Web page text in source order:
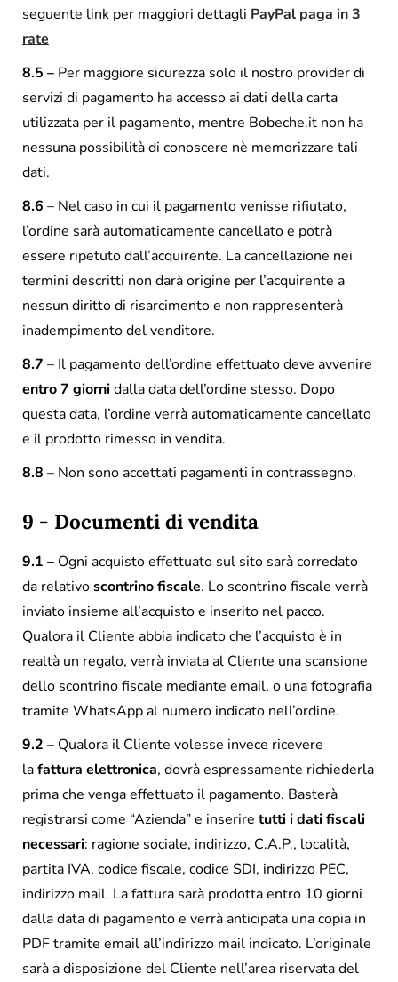
seguente link per maggiori dettagli PayPal paga in 3
rate
8.5 – Per maggiore sicurezza solo il nostro provider di
servizi di pagamento ha accesso ai dati della carta
utilizzata per il pagamento, mentre Bobeche.it non ha
nessuna possibilità di conoscere nè memorizzare tali
dati.
8.6 – Nel caso in cui il pagamento venisse rifiutato,
l’ordine sarà automaticamente cancellato e potrà
essere ripetuto dall’acquirente. La cancellazione nei
termini descritti non darà origine per l’acquirente a
nessun diritto di risarcimento e non rappresenterà
inadempimento del venditore.
8.7 – Il pagamento dell’ordine effettuato deve avvenire
entro 7 giornidalla data dell’ordine stesso. Dopo
questa data, l’ordine verrà automaticamente cancellato
e il prodotto rimesso in vendita.
8.8 – Non sono accettati pagamenti in contrassegno.
9 - Documenti di vendita
9.1 – Ogni acquisto effettuato sul sito sarà corredato
da relativoscontrino fiscale. Lo scontrino fiscale verrà
inviato insieme all’acquisto e inserito nel pacco.
Qualora il Cliente abbia indicato che l’acquisto è in
realtà un regalo, verrà inviata al Cliente una scansione
dello scontrino fiscale mediante email, o una fotografia
tramite WhatsApp al numero indicato nell’ordine.
9.2 – Qualora il Cliente volesse invece ricevere
lafattura elettronica, dovrà espressamente richiederla
prima che venga effettuato il pagamento. Basterà
registrarsi come “Azienda” e inserire tutti i dati fiscali
necessari: ragione sociale, indirizzo, C.A.P., località,
partita IVA, codice fiscale, codice SDI, indirizzo PEC,
indirizzo mail. La fattura sarà prodotta entro 10 giorni
dalla data di pagamento e verrà anticipata una copia in
PDF tramite email all’indirizzo mail indicato. L’originale
sarà a disposizione del Cliente nell’area riservata del